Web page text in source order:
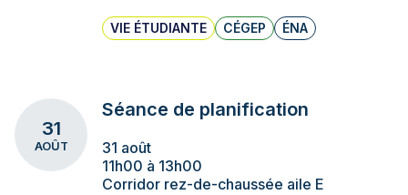
VIE ÉTUDIANTE CÉGEP ÉNA
31
AOÛT
Séance de planification
31 août
11h00 à 13h00
Corridor rez-de-chaussée aile E